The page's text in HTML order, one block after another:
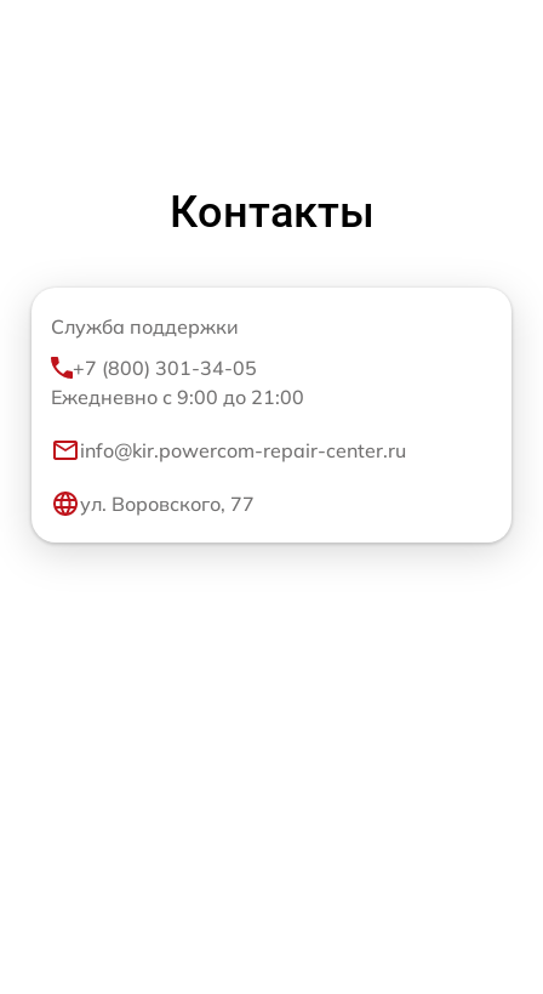
Контакты
Служба поддержки
+7 (800) 301-34-05
Ежедневно с 9:00 до 21:00
info@kir.powercom-repair-center.ru
ул. Воровского, 77